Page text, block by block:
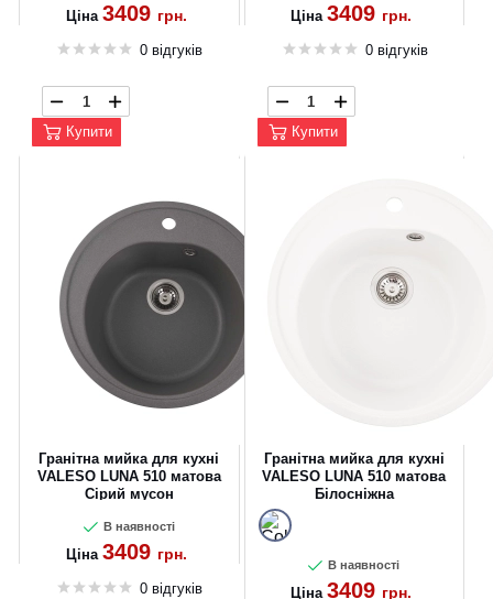
Ціна 3409 грн.
0 відгуків
Купити
Ціна 3409 грн.
0 відгуків
Купити
Гранітна мийка для кухні
VALESO LUNA 510 матова
Сірий мусон
В наявності
Ціна 3409 грн.
0 відгуків
Гранітна мийка для кухні
VALESO LUNA 510 матова
Білосніжна
В наявності
Ціна 3409 грн.